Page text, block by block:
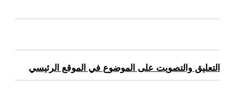
التعليق والتصويت على الموضوع في الموقع الرئيسي